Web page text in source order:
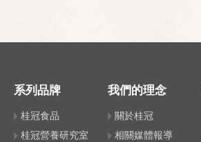
系列品牌
桂冠食品
桂冠營養研究室
我們的理念
關於桂冠
相關媒體報導